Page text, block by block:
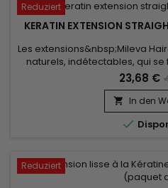
Reduziert
KERATIN EXTENSION
Les extensions&nbsp;Mileva
naturels, indétectables, qui
votre chevelure, en
longueur.&nbsp; Très soyeux et
hair.&nbsp; Le cheveu est très
très
23,68 €
 In den

Reduziert